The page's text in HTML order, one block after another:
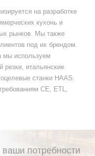
на разработке
кухонь и
рынков. Мы также
под их брендом.
мы используем
резки, итальянские
станки HAAS.
CE, ETL,
потребности